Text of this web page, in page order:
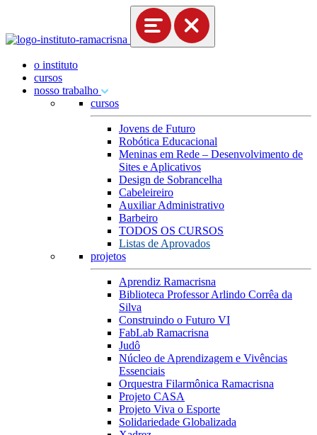
o instituto
cursos
nosso trabalho
cursos
Jovens de Futuro
Robótica Educacional
Meninas em Rede – Desenvolvimento de
Sites e Aplicativos
Design de Sobrancelha
Cabeleireiro
Auxiliar Administrativo
Barbeiro
TODOS OS CURSOS
Listas de Aprovados
projetos
Aprendiz Ramacrisna
Biblioteca Professor Arlindo Corrêa da
Silva
Construindo o Futuro VI
FabLab Ramacrisna
Judô
Núcleo de Aprendizagem e Vivências
Essenciais
Orquestra Filarmônica Ramacrisna
Projeto CASA
Projeto Viva o Esporte
Solidariedade Globalizada